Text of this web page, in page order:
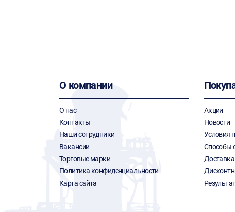
О компании
О нас
Контакты
Наши сотрудники
Вакансии
Торговые марки
Политика конфиденциальности
Карта сайта
Акции
Новости
Условия
Способы
Доставка